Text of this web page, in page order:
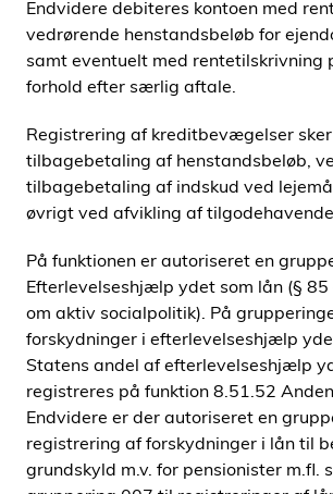
Endvidere debiteres kontoen med
vedrørende henstandsbeløb for
samt eventuelt med rentetilskrivning
forhold efter særlig aftale.
Registrering af kreditbevægelser
tilbagebetaling af henstandsbeløb,
tilbagebetaling af indskud ved
øvrigt ved afvikling af
På funktionen er autoriseret en
Efterlevelseshjælp ydet som lån (§ 85
om aktiv socialpolitik). På
forskydninger i efterlevelseshjælp
Statens andel af efterlevelseshjælp
registreres på funktion 8.51.52
Endvidere er der autoriseret en
registrering af forskydninger i lån til
grundskyld m.v. for pensionister m.fl.